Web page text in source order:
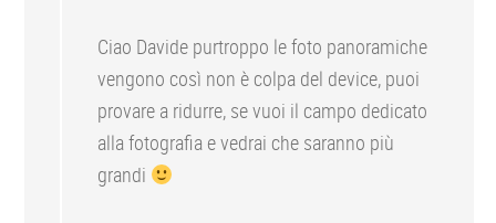
Ciao Davide purtroppo le foto panoramiche
vengono così non è colpa del device, puoi
provare a ridurre, se vuoi il campo dedicato
alla fotografia e vedrai che saranno più
grandi